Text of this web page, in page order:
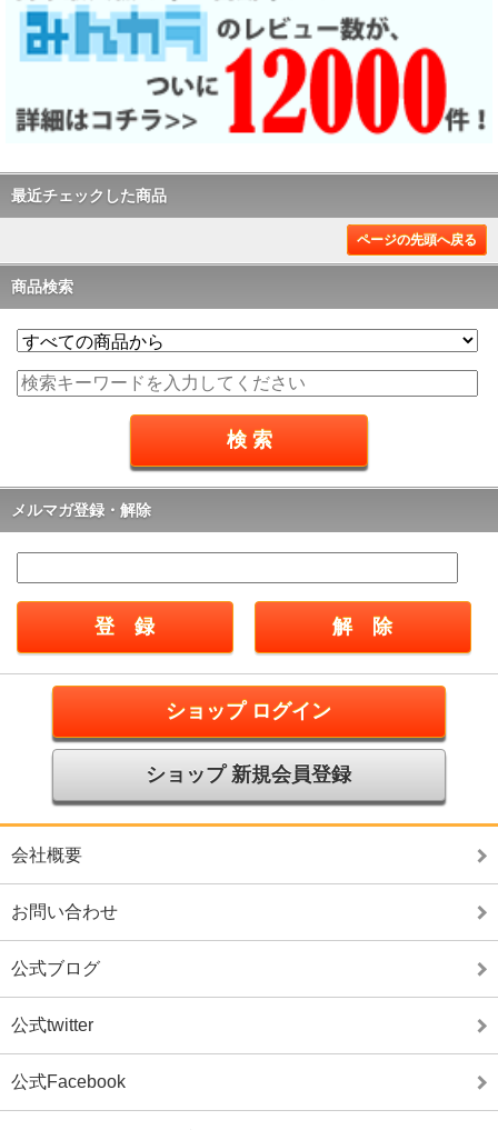
最近チェックした商品
ページの先頭へ戻る
商品検索
メルマガ登録・解除
ショップ ログイン
ショップ 新規会員登録
会社概要
お問い合わせ
公式ブログ
公式twitter
公式Facebook